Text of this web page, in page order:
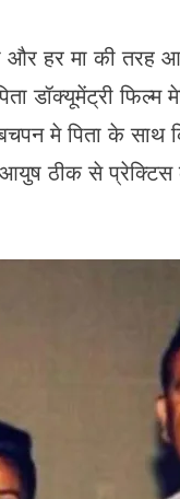
हर मा की तरह
डॉक्यूमेंट्री
मे पिता के
आयुष ठीक से